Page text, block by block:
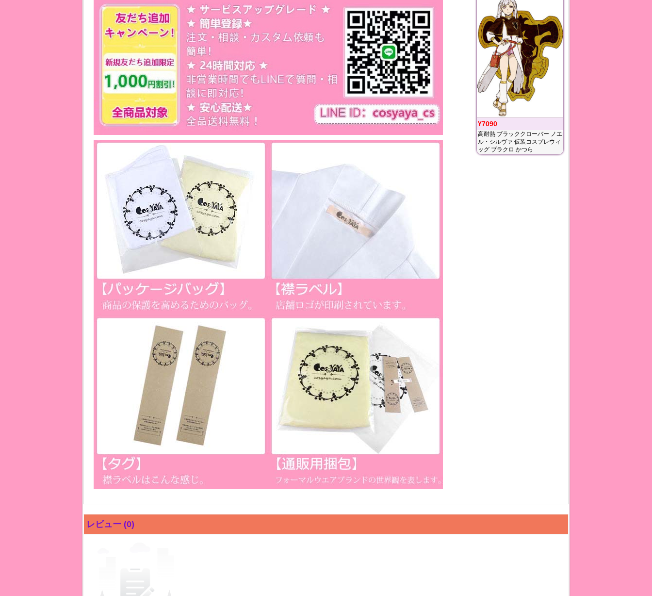
¥7090
高耐熱 ブラッククローバー ノエ
ル・シルヴァ 仮装コスプレウィ
ッグ ブラクロ かつら
レビュー (0)